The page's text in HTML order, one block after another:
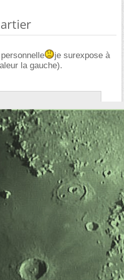
je surexpose à
la gauche).